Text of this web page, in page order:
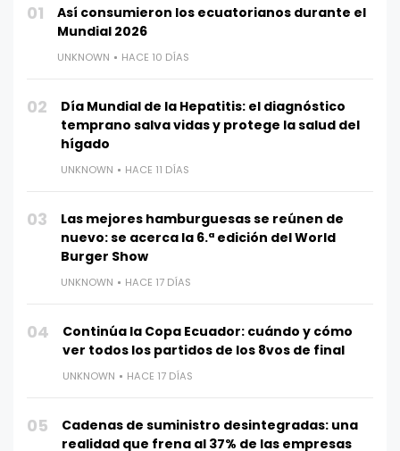
01
Así consumieron los ecuatorianos durante el
Mundial 2026
UNKNOWN HACE 10 DÍAS
02
Día Mundial de la Hepatitis: el diagnóstico
temprano salva vidas y protege la salud del
hígado
UNKNOWN HACE 11 DÍAS
03
Las mejores hamburguesas se reúnen de
nuevo: se acerca la 6.ª edición del World
Burger Show
UNKNOWN HACE 17 DÍAS
04
Continúa la Copa Ecuador: cuándo y cómo
ver todos los partidos de los 8vos de final
UNKNOWN HACE 17 DÍAS
05
Cadenas de suministro desintegradas: una
realidad que frena al 37% de las empresas